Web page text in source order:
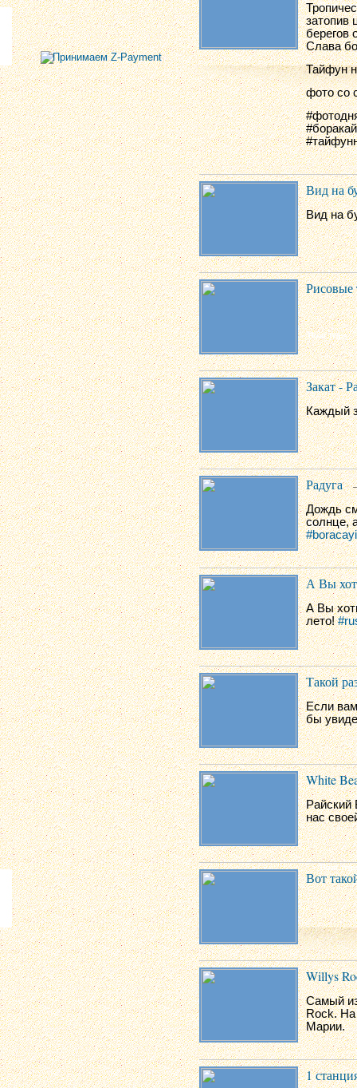
затопив
берегов
Слава
Тайфун
фото со
Вид на
Вид на
Рисовые
Закат -
Каждый
Радуга
Дождь
солнце,
А Вы
А Вы
лето!
Такой
Если
бы
White
Райский
нас
Вот
Willys
Самый
Rock. На
Марии.
1